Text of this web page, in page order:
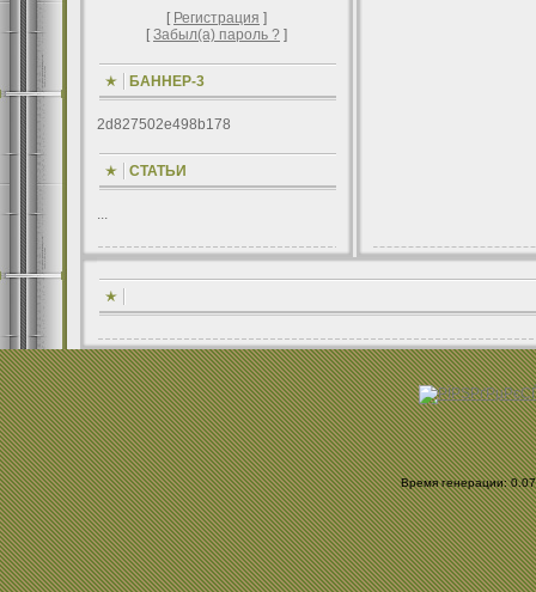
[ Регистрация ]
[Забыл(а) пароль ? ]
БАННЕР-3
2d827502e498b178
СТАТЬИ
...
Время генерации: